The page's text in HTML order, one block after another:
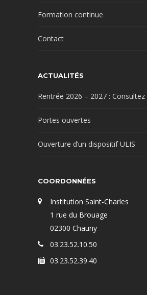
Formation continue
Contact
ACTUALITÉS
Rentrée 2026 – 2027 :
Portes ouvertes
Ouverture d’un dispositif ULIS
COORDONNÉES
Institution Saint-Charles
1 rue du Brouage
02300 Chauny
03.23.52.10.50
03.23.52.39.40